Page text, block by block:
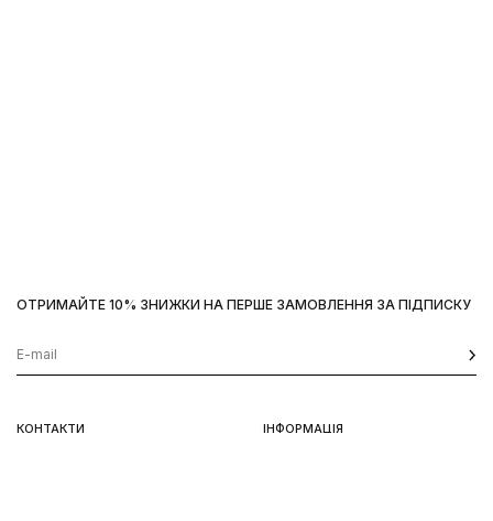
КОНТАКТИ ІНФОРМАЦІЯ
ОТРИМАЙТЕ 10% ЗНИЖКИ НА ПЕРШЕ ЗАМОВЛЕННЯ ЗА ПІДПИСКУ